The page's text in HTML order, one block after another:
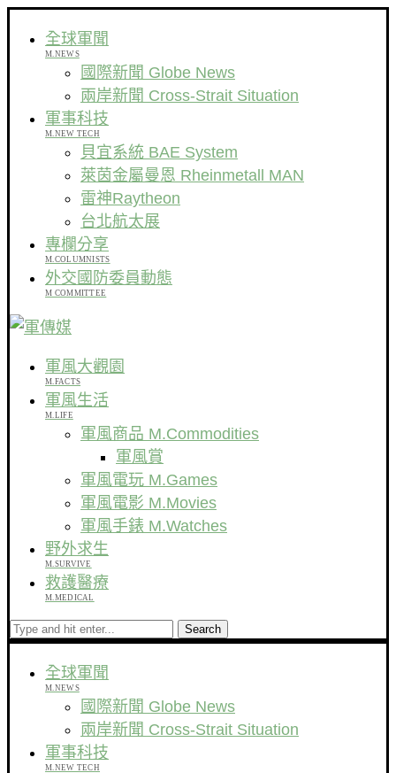
全球軍聞
M.NEWS
國際新聞 Globe News
兩岸新聞 Cross-Strait Situation
軍事科技
M.NEW TECH
貝宜系統 BAE System
萊茵金屬曼恩 Rheinmetall MAN
雷神Raytheon
台北航太展
專欄分享
M.COLUMNISTS
外交國防委員動態
M COMMITTEE
軍風大觀園
M.FACTS
軍風生活
M.LIFE
軍風商品 M.Commodities
軍風賞
軍風電玩 M.Games
軍風電影 M.Movies
軍風手錶 M.Watches
野外求生
M.SURVIVE
救護醫療
M.MEDICAL
Search
全球軍聞
M.NEWS
國際新聞 Globe News
兩岸新聞 Cross-Strait Situation
軍事科技
M.NEW TECH